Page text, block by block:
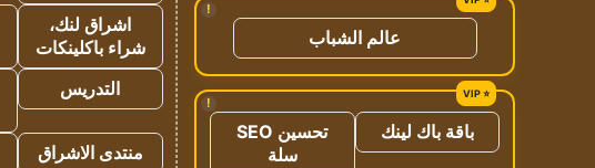
!
عالم الشباب
!
باقة باك لينك
تحسين SEO
سلة
اشراق لنك،
شراء باكلينكات
التدريس
منتدى الاشراق